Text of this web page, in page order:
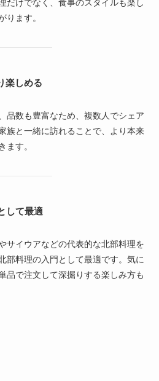
だけでなく、食事のスタイルも楽し
ります。
楽しめる
品数も豊富なため、複数人でシェア
族と一緒に訪れることで、より本来
ます。
して最適
サイウアなどの代表的な北部料理を
部料理の入門として最適です。気に
品で注文して深掘りする楽しみ方も